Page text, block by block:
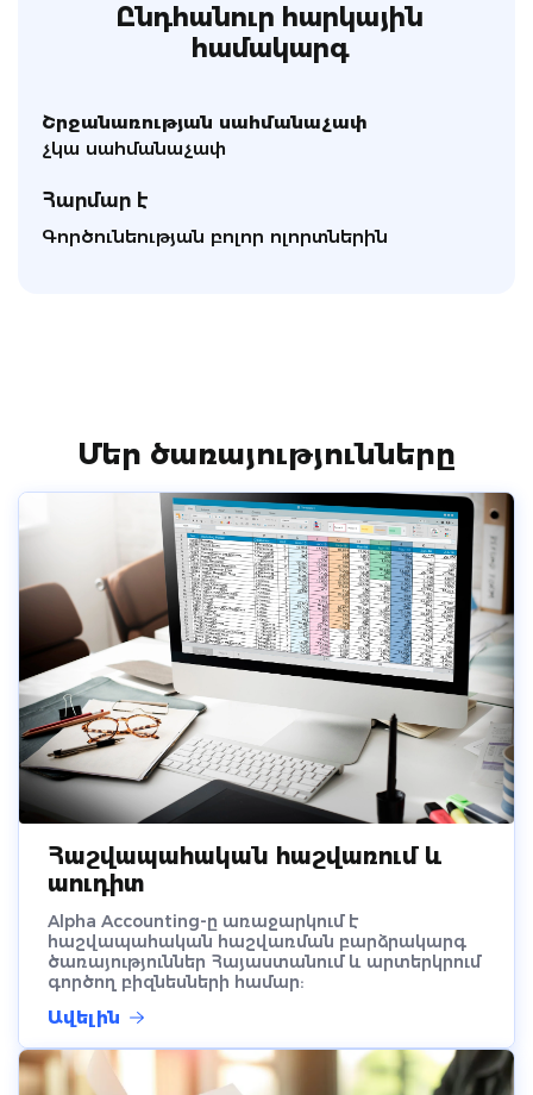
Ընդհանուր հարկային
համակարգ
Շրջանառության սահմանաչափ
չկա սահմանաչափ
Հարմար է
Գործունեության բոլոր ոլորտներին
Մեր ծառայությունները
Հաշվապահական հաշվառում և
աուդիտ
Alpha Accounting-ը առաջարկում է
հաշվապահական հաշվառման բարձրակարգ
ծառայություններ Հայաստանում և արտերկրում
գործող բիզնեսների համար:
Ավելին